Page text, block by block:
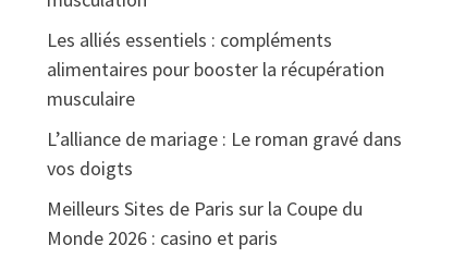
Les alliés essentiels : compléments
alimentaires pour booster la récupération
musculaire
L’alliance de mariage : Le roman gravé dans
vos doigts
Meilleurs Sites de Paris sur la Coupe du
Monde 2026 : casino et paris